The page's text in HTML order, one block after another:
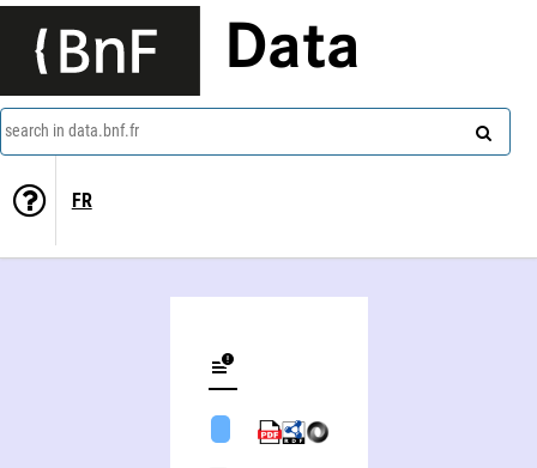
Data
search in data.bnf.fr
FR